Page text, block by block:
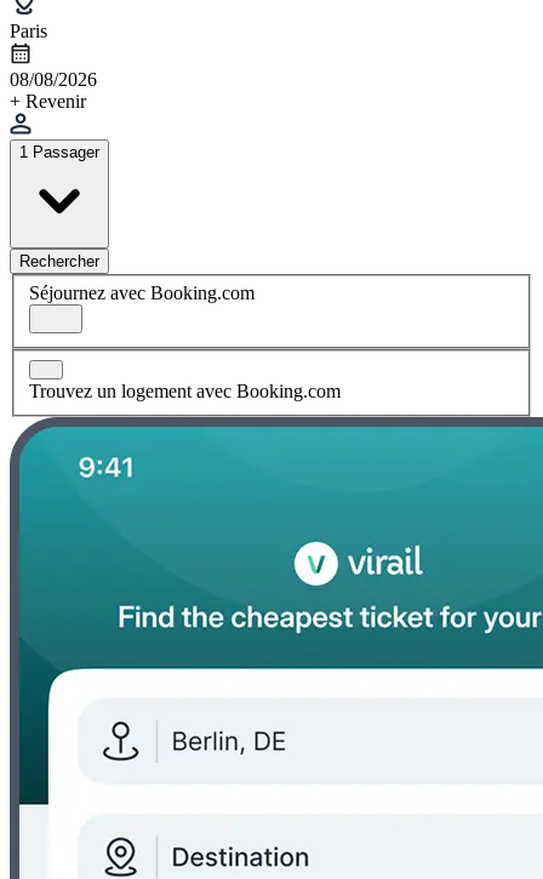
Paris
08/08/2026
+ Revenir
1 Passager
Rechercher
Séjournez avec Booking.com
Trouvez un logement avec Booking.com